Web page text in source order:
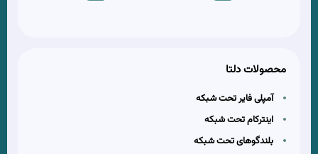
محصولات دلتا
آمپلی فایر تحت شبکه
اینترکام تحت شبکه
بلندگوهای تحت شبکه